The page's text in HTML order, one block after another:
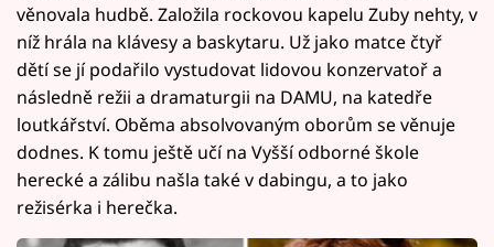
věnovala hudbě. Založila rockovou kapelu Zuby nehty, v
níž hrála na klávesy a baskytaru. Už jako matce čtyř
dětí se jí podařilo vystudovat lidovou konzervatoř a
následně režii a dramaturgii na DAMU, na katedře
loutkářství. Oběma absolvovaným oborům se věnuje
dodnes. K tomu ještě učí na Vyšší odborné škole
herecké a zálibu našla také v dabingu, a to jako
režisérka i herečka.